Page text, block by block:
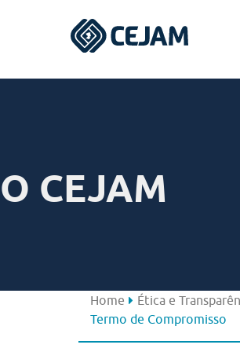
O CEJAM
Home Ética e
Termo de Compromisso